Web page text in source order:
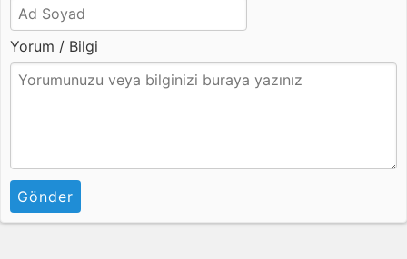
Yorum / Bilgi
Gönder